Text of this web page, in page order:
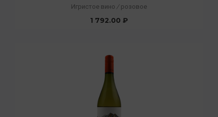
Игристое вино / розовое
1 792.00 ₽